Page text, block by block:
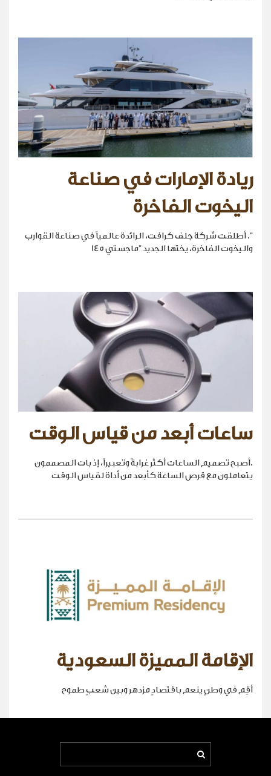
ريادة الإمارات في صناعة
اليخوت الفاخرة
". أطلقت شركة جلف كرافت، الرائدة عالمياً في صناعة القوارب
واليخوت الفاخرة، يختها الجديد "ماجستي 145
ساعات أبعد من قياس الوقت
.أصبح تصميم الساعات أكثر غرابةً وتعبيراً، إذ بات المصممون
يتعاملون مع قرص الساعة كأبعد من أداة لقياس الوقت
الإقامة المميزة السعودية
أقِم في وطنٍ ينعم باقتصادٍ مزدهر وبين شعبٍ طموح